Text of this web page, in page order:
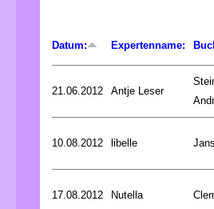
Datum: Expertenname:
21.06.2012 Antje Leser
10.08.2012 libelle
17.08.2012 Nutella